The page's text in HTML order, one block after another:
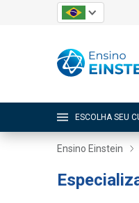
ESCOLHA SEU
Ensino Einstein